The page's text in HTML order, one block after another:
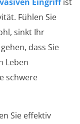
Fühlen Sie
sinkt Ihr
dass Sie
Leben
schwere
Sie effektiv